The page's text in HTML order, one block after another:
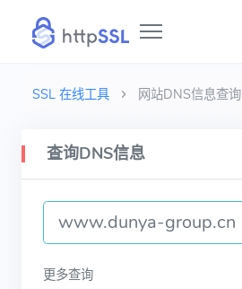
SSL 在线工具 网站DNS信息查询
查询DNS信息
更多查询